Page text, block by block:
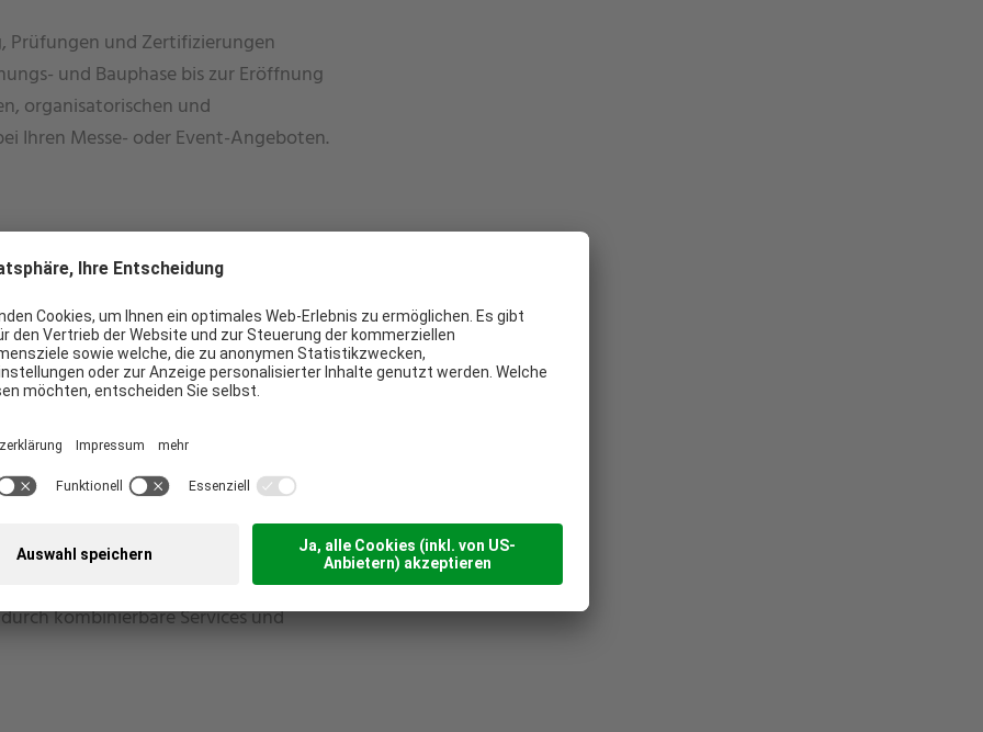
Prüfungen und Zertifizierungen
und Bauphase bis zur Eröffnung
organisatorischen und
Ihren Messe- oder Event-Angeboten.
allen relevanten Bereichen
einen Ansprechpartner
Beratung
neutrale Prüfungen und Zertifizierungen
kombinierbare Services und